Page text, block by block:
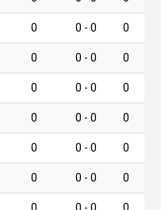
0 0 - 0 0
0 0 - 0 0
0 0 - 0 0
0 0 - 0 0
0 0 - 0 0
0 0 - 0 0